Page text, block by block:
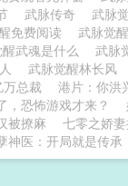
武脉传奇 武脉
免费阅读 武脉觉
醒武魂是什么 武脉
武脉觉醒林长风
万总裁 港片：你洪
，恐怖游戏才来？
被撩麻 七零之娇
神医：开局就是传承